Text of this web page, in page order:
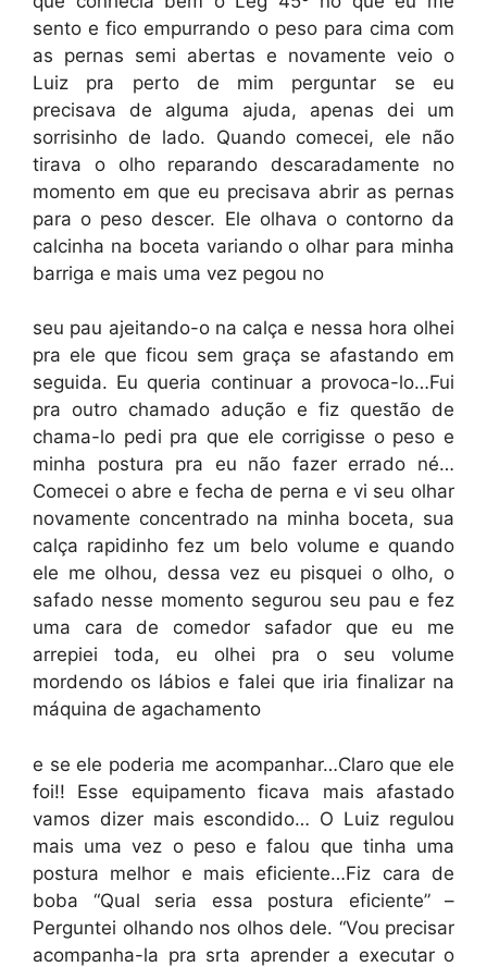
sento e fico empurrando o peso para cima com
as pernas semi abertas e novamente veio o
Luiz pra perto de mim perguntar se eu
precisava de alguma ajuda, apenas dei um
sorrisinho de lado. Quando comecei, ele não
tirava o olho reparando descaradamente no
momento em que eu precisava abrir as pernas
para o peso descer. Ele olhava o contorno da
calcinha na boceta variando o olhar para minha
barriga e mais uma vez pegou no
seu pau ajeitando-o na calça e nessa hora olhei
pra ele que ficou sem graça se afastando em
seguida. Eu queria continuar a provoca-lo…Fui
pra outro chamado adução e fiz questão de
chama-lo pedi pra que ele corrigisse o peso e
minha postura pra eu não fazer errado né…
Comecei o abre e fecha de perna e vi seu olhar
novamente concentrado na minha boceta, sua
calça rapidinho fez um belo volume e quando
ele me olhou, dessa vez eu pisquei o olho, o
safado nesse momento segurou seu pau e fez
uma cara de comedor safador que eu me
arrepiei toda, eu olhei pra o seu volume
mordendo os lábios e falei que iria finalizar na
máquina de agachamento
e se ele poderia me acompanhar…Claro que ele
foi!! Esse equipamento ficava mais afastado
vamos dizer mais escondido… O Luiz regulou
mais uma vez o peso e falou que tinha uma
postura melhor e mais eficiente…Fiz cara de
boba “Qual seria essa postura eficiente” –
Perguntei olhando nos olhos dele. “Vou precisar
acompanha-la pra srta aprender a executar o